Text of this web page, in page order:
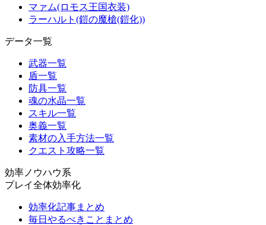
マァム(ロモス王国衣装)
ラーハルト(鎧の魔槍(鎧化))
データ一覧
武器一覧
盾一覧
防具一覧
魂の水晶一覧
スキル一覧
奥義一覧
素材の入手方法一覧
クエスト攻略一覧
効率ノウハウ系
プレイ全体効率化
効率化記事まとめ
毎日やるべきことまとめ